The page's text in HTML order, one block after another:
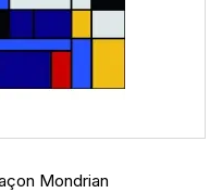
Mondrian